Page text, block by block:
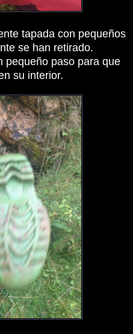
tapada con pequeños
se han retirado.
pequeño paso para que
su interior.